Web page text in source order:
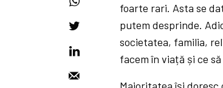
foarte rari. Asta se
putem desprinde.
societatea, familia,
facem în viață și ce
Majoritatea își doresc